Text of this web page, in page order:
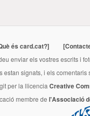
és card.cat?]
enviar els vostres escrits i
estan signats, i els
per la llicencia Creative
membre de l'Associació